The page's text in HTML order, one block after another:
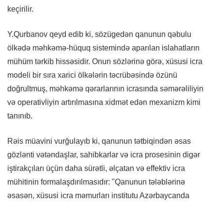
keçirilir.
Y.Qurbanov qeyd edib ki, sözügedən qanunun qəbulu
ölkədə məhkəmə-hüquq sistemində aparılan islahatların
mühüm tərkib hissəsidir. Onun sözlərinə görə, xüsusi icra
modeli bir sıra xarici ölkələrin təcrübəsində özünü
doğrultmuş, məhkəmə qərarlarının icrasında səmərəliliyin
və operativliyin artırılmasına xidmət edən mexanizm kimi
tanınıb.
Rəis müavini vurğulayıb ki, qanunun tətbiqindən əsas
gözlənti vətəndaşlar, sahibkarlar və icra prosesinin digər
iştirakçıları üçün daha sürətli, əlçatan və effektiv icra
mühitinin formalaşdırılmasıdır: "Qanunun tələblərinə
əsasən, xüsusi icra məmurları institutu Azərbaycanda